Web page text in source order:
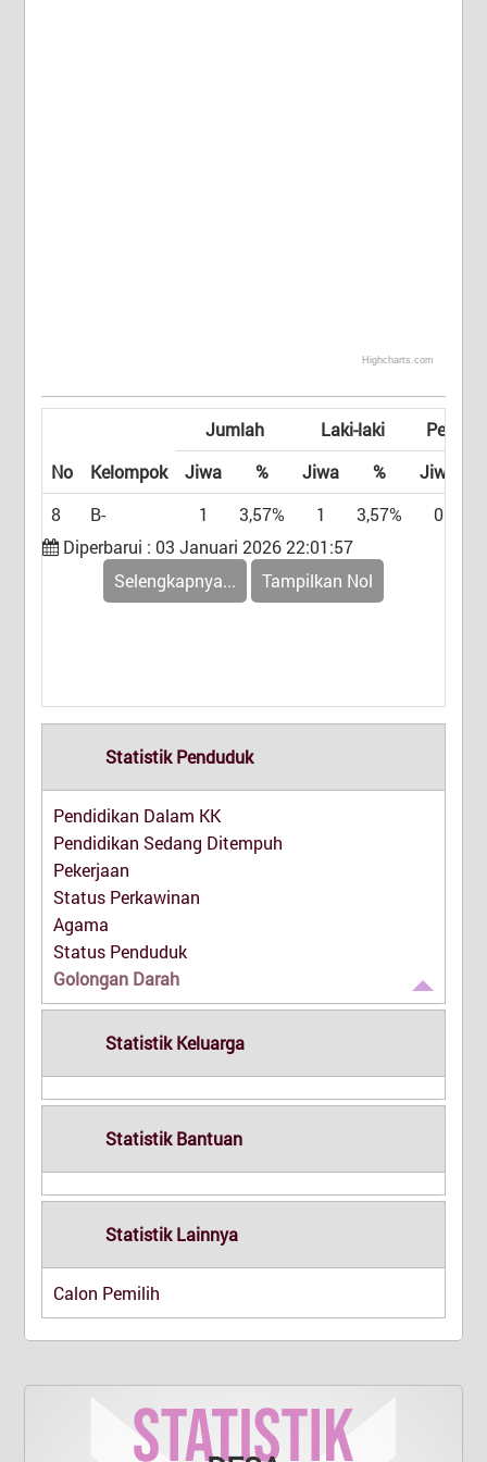
Highcharts.com
No Kelompok
Jumlah Laki-laki
Jiwa
% Jiwa %
Jiwa
8
B- 1 3,57% 1 3,57% 0
Diperbarui : 03 Januari 2026 22:01:57
Selengkapnya...
Tampilkan Nol
Statistik Penduduk
Pendidikan Dalam KK
Pendidikan Sedang Ditempuh
Pekerjaan
Status Perkawinan
Agama
Status Penduduk
Golongan Darah
Statistik Keluarga
Statistik Bantuan
Statistik Lainnya
Calon Pemilih